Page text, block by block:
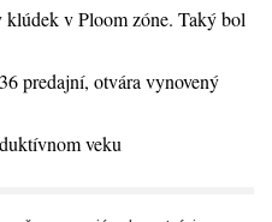
klúdek v Ploom zóne. Taký bol
predajní, otvára vynovený
veku